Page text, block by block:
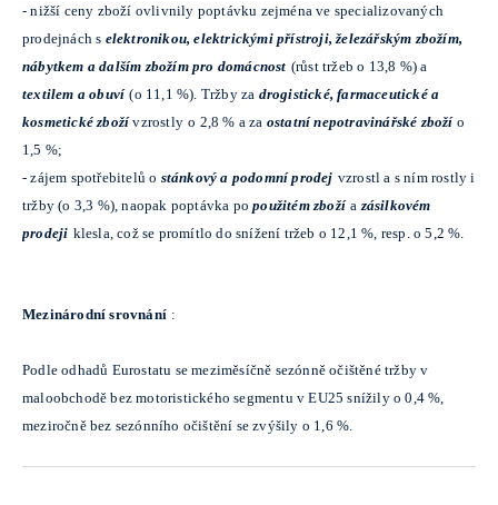
-nižší ceny zboží ovlivnily poptávku zejména ve specializovaných
prodejnách s elektronikou, elektrickými přístroji, železářským zbožím,
nábytkem a dalším zbožím pro domácnost (růst tržeb o 13,8 %) a
textilem a obuví (o 11,1 %). Tržby za drogistické, farmaceutické a
kosmetické zbožívzrostly o 2,8 % a za ostatní nepotravinářské zboží o
1,5 %;
-zájem spotřebitelů o stánkový a podomní prodej vzrostl a s ním rostly i
tržby (o 3,3 %), naopak poptávka popoužitém zboží a zásilkovém
prodeji klesla, což se promítlo do snížení tržeb o 12,1 %, resp. o 5,2 %.
Mezinárodní srovnání :
Podle odhadů Eurostatu se meziměsíčně sezónně očištěné tržby v
maloobchodě bez motoristického segmentu v EU25 snížily o 0,4 %,
meziročně bez sezónního očištění se zvýšily o 1,6 %.